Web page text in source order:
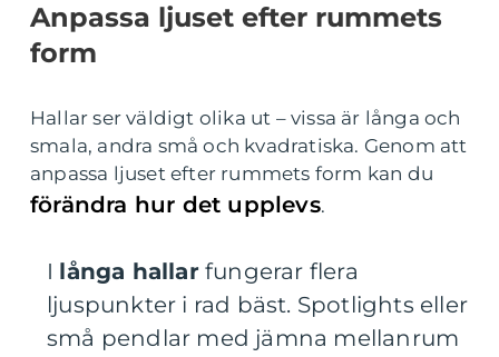
Anpassa ljuset efter rummets
form
Hallar ser väldigt olika ut – vissa är långa och
smala, andra små och kvadratiska. Genom att
anpassa ljuset efter rummets form kan du
förändra hur det upplevs.
I långa hallarfungerar flera
ljuspunkter i rad bäst. Spotlights eller
små pendlar med jämna mellanrum